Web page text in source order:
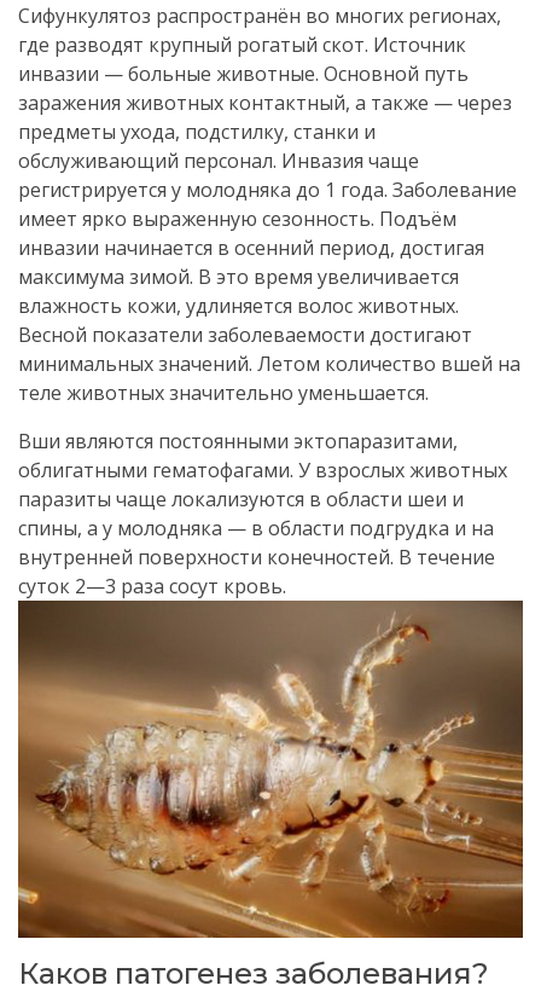
Сифункулятоз распространён во многих регионах,
где разводят крупный рогатый скот. Источник
инвазии — больные животные. Основной путь
заражения животных контактный, а также — через
предметы ухода, подстилку, станки и
обслуживающий персонал. Инвазия чаще
регистрируется у молодняка до 1 года. Заболевание
имеет ярко выраженную сезонность. Подъём
инвазии начинается в осенний период, достигая
максимума зимой. В это время увеличивается
влажность кожи, удлиняется волос животных.
Весной показатели заболеваемости достигают
минимальных значений. Летом количество вшей на
теле животных значительно уменьшается.
Вши являются постоянными эктопаразитами,
облигатными гематофагами. У взрослых животных
паразиты чаще локализуются в области шеи и
спины, а у молодняка — в области подгрудка и на
внутренней поверхности конечностей. В течение
суток 2—3 раза сосут кровь.
Каков патогенез заболевания?